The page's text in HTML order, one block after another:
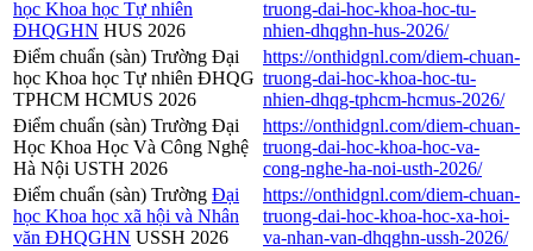
học Khoa học Tự nhiên
ĐHQGHN HUS 2026
truong-dai-hoc-khoa-hoc-tu-
nhien-dhqghn-hus-2026/
Điểm chuẩn (sàn) Trường Đại
học Khoa học Tự nhiên ĐHQG
TPHCM HCMUS 2026
https://onthidgnl.com/diem-chuan-
truong-dai-hoc-khoa-hoc-tu-
nhien-dhqg-tphcm-hcmus-2026/
Điểm chuẩn (sàn) Trường Đại
Học Khoa Học Và Công Nghệ
Hà Nội USTH 2026
https://onthidgnl.com/diem-chuan-
truong-dai-hoc-khoa-hoc-va-
cong-nghe-ha-noi-usth-2026/
Điểm chuẩn (sàn) Trường Đại
học Khoa học xã hội và Nhân
văn ĐHQGHN USSH 2026
https://onthidgnl.com/diem-chuan-
truong-dai-hoc-khoa-hoc-xa-hoi-
va-nhan-van-dhqghn-ussh-2026/